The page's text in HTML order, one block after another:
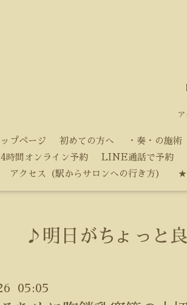
ップページ 初めての方へ ・奏・の施術
時間オンライン予約
LINE通話で予約
アクセス（駅からサロンへの行き方）
★
♪明日がちょっと
05:05